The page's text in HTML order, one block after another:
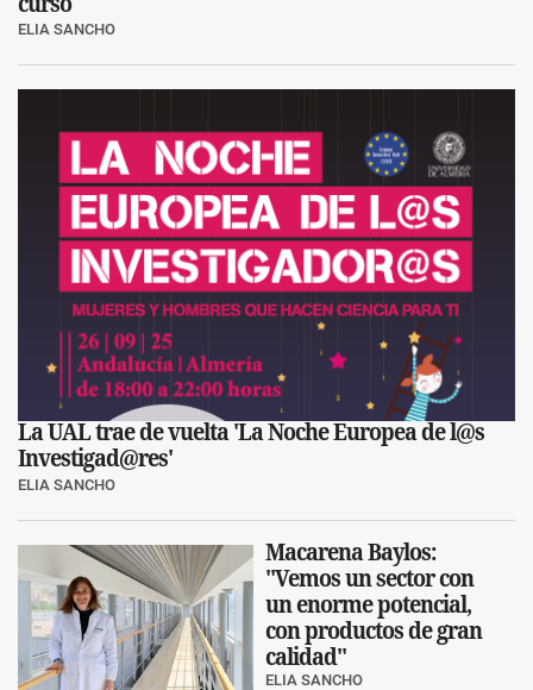
ELIA SANCHO
La UAL trae de vuelta 'La Noche Europea de l@s
Investigad@res'
ELIA SANCHO
Macarena Baylos:
"Vemos un sector con
un enorme potencial,
con productos de gran
calidad"
ELIA SANCHO